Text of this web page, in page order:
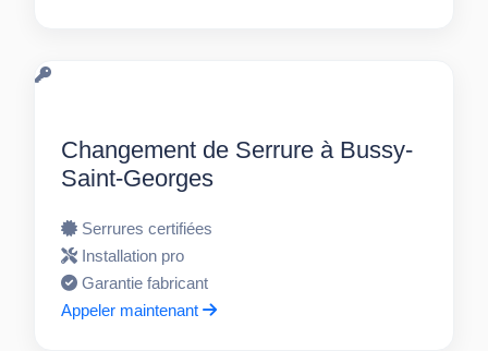
Changement de Serrure à Bussy-
Saint-Georges
Serrures certifiées
Installation pro
Garantie fabricant
Appeler maintenant